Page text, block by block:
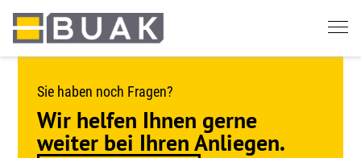
Springe
zum
Sie haben noch Fragen?
Wir helfen Ihnen gerne
weiter bei Ihren Anliegen.